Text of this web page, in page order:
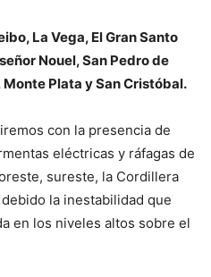
La Vega, El Gran Santo
Nouel, San Pedro de
Plata y San Cristóbal.
con la presencia de
eléctricas y ráfagas de
sureste, la Cordillera
la inestabilidad que
en los niveles altos sobre el